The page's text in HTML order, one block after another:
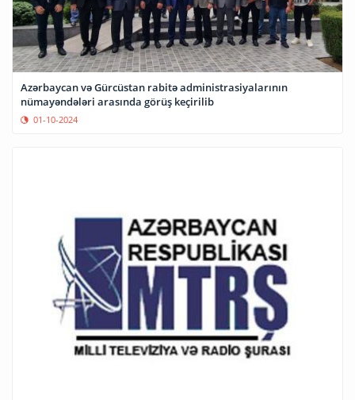
Azərbaycan və Gürcüstan rabitə administrasiyalarının
nümayəndələri arasında görüş keçirilib
01-10-2024